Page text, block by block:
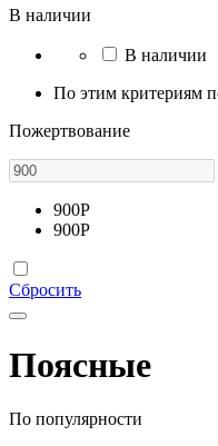
В наличии
В наличии
По этим критериям
Пожертвование
900Р
900Р
Сбросить
Поясные
По популярности